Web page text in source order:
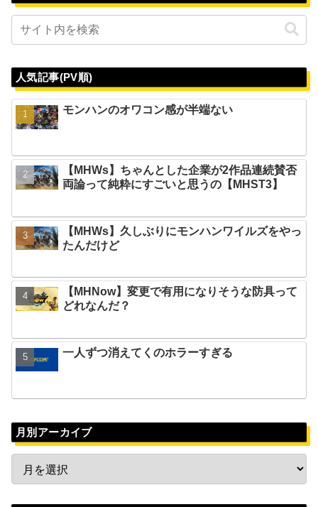
人気記事(PV順)
モンハンのオワコン感が半端ない
【MHWs】ちゃんとした企業が2作品連続賛否
両論って純粋にすごいと思うの【MHST3】
【MHWs】久しぶりにモンハンワイルズをやっ
たんだけど
【MHNow】変更で有用になりそうな防具って
どれなんだ？
一人ずつ消えてくのホラーすぎる
月別アーカイブ